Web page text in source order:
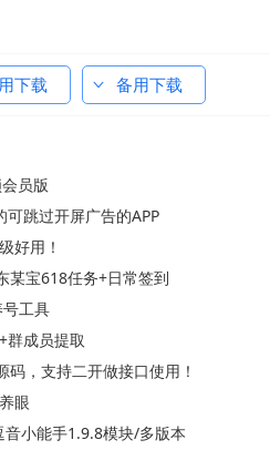
下载 备用下载
员版
跳过开屏广告的APP
好用！
某宝618任务+日常签到
工具
群成员提取
，支持二开做接口使用！
眼
小能手1.9.8模块/多版本